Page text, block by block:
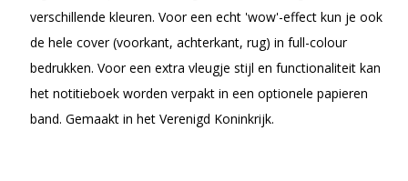
verschillende kleuren. Voor een echt 'wow'-effect kun je ook
de hele cover (voorkant, achterkant, rug) in full-colour
bedrukken. Voor een extra vleugje stijl en functionaliteit kan
het notitieboek worden verpakt in een optionele papieren
band. Gemaakt in het Verenigd Koninkrijk.